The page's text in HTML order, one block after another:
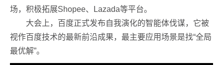
场，积极拓展Shopee、Lazada等平台。
大会上，百度正式发布自我演化的智能体伐谋，它被
视作百度技术的最新前沿成果，最主要应用场景是找“全局
最优解”。